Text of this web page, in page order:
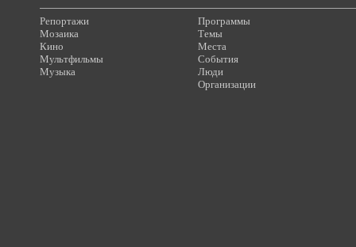
Репортажи
Мозаика
Кино
Мультфильмы
Музыка
Программы
Темы
Места
События
Люди
Организации